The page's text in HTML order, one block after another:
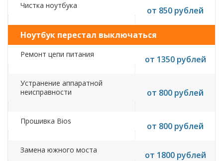
Чистка ноутбука от 850 рублей
Ноутбук перестал выключаться
Ремонт цепи питания от 1350 рублей
Устранение аппаратной
неисправности
от 800 рублей
Прошивка Bios от 800 рублей
Замена южного моста от 1800 рублей